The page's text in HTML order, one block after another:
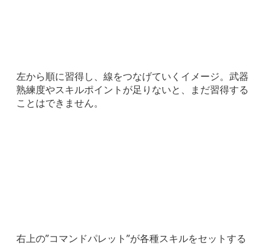
左から順に習得し、線をつなげていくイメージ。武器
熟練度やスキルポイントが足りないと、まだ習得する
ことはできません。
右上の”コマンドパレット”が各種スキルをセットする